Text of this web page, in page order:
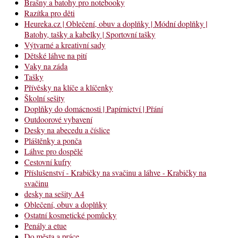
Razítka pro děti
Heureka.cz | Oblečení, obuv a doplňky | Módní doplňky |
Batohy, tašky a kabelky | Sportovní tašky
Výtvarné a kreativní sady
Dětské láhve na pití
Vaky na záda
Tašky
Přívěsky na klíče a klíčenky
Školní sešity
Doplňky do domácnosti | Papírnictví | Přání
Outdoorové vybavení
Desky na abecedu a číslice
Pláštěnky a ponča
Láhve pro dospělé
Cestovní kufry
Příslušenství - Krabičky na svačinu a láhve - Krabičky na
svačinu
desky na sešity A4
Oblečení, obuv a doplňky
Ostatní kosmetické pomůcky
Penály a etue